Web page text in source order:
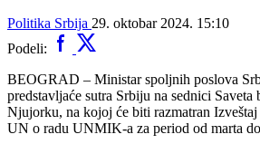
Politika Srbija 29. oktobar 2024. 15:10
Podeli:
BEOGRAD – Ministar spoljnih poslova
predstavljaće sutra Srbiju na sednici Saveta
Njujorku, na kojoj će biti razmatran Izveštaj
UN o radu UNMIK-a za period od marta